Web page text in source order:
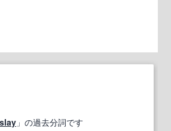
slay 」の過去分詞です